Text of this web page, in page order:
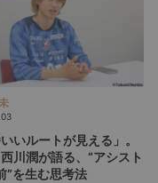
いいルートが見える」。
川潤が語る、“アシスト
”を生む思考法